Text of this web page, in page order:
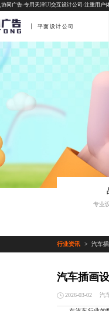
同广告-专用天津UI交互设计公司-注重用户
平面设计公司
专业
行业资讯 > 汽车
汽车插画
2026-03-02 汽